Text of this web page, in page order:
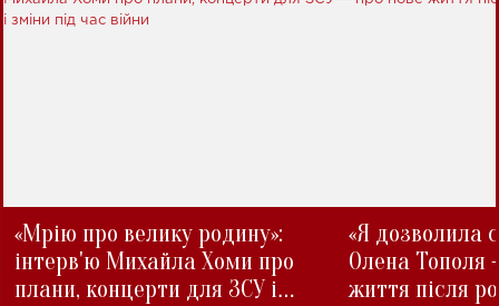
«Мрію про велику родину»:
інтерв'ю Михайла Хоми про
плани, концерти для ЗСУ і
«Я дозволила
Олена Тополя
життя після